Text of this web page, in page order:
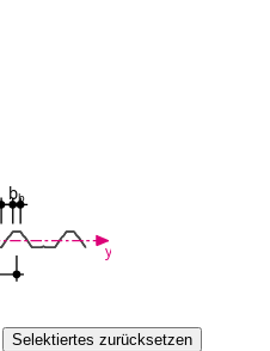
bb
y
Selektiertes zurücksetzen